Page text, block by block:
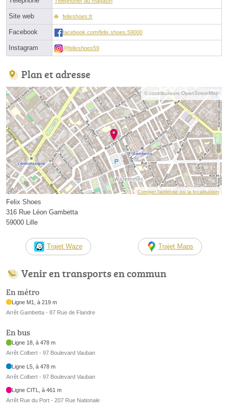
Site web felixshoes.fr
Facebook facebook.com/felix.shoes.59000
Instagram @felixshoes59
Plan et adresse
© contributeurs OpenStreetMap
Corriger l’adresse ou la localisation
Felix Shoes
316 Rue Léon Gambetta
59000 Lille
Trajet Waze Trajet Maps
Venir en transports en commun
En métro
Ligne M1, à 219 m
Arrêt Gambetta - 87 Rue de Flandre
En bus
Ligne 18, à 478 m
Arrêt Colbert - 97 Boulevard Vauban
Ligne L5, à 478 m
Arrêt Colbert - 97 Boulevard Vauban
Ligne CITL, à 461 m
Arrêt Rue du Port - 207 Rue Nationale